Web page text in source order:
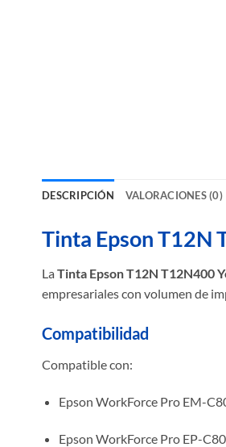
DESCRIPCIÓN VALORACIONES (0)
Tinta Epson T12N
La Tinta Epson T12N T12N400
empresariales con volumen de
Compatibilidad
Compatible con:
Epson WorkForce Pro EM-
Epson WorkForce Pro EP-